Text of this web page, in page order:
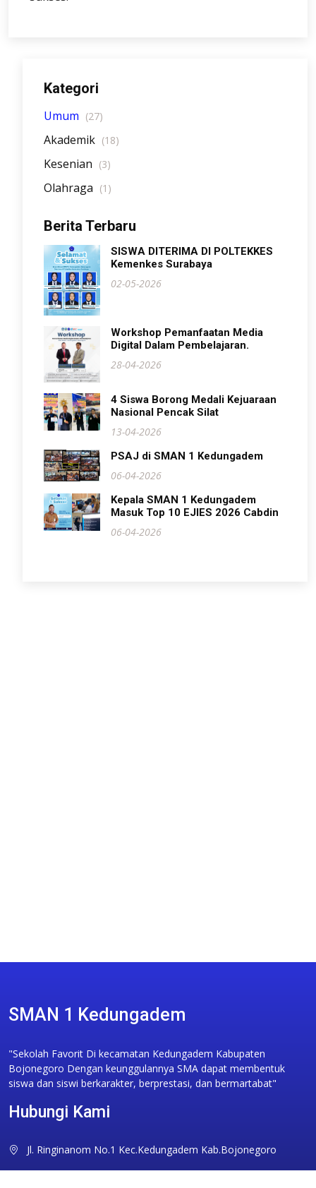
Kategori
Umum (27)
Akademik (18)
Kesenian (3)
Olahraga (1)
Berita Terbaru
SISWA DITERIMA DI POLTEKKES
Kemenkes Surabaya
02-05-2026
Workshop Pemanfaatan Media
Digital Dalam Pembelajaran.
28-04-2026
4 Siswa Borong Medali Kejuaraan
Nasional Pencak Silat
13-04-2026
PSAJ di SMAN 1 Kedungadem
06-04-2026
Kepala SMAN 1 Kedungadem
Masuk Top 10 EJIES 2026 Cabdin
06-04-2026
SMAN 1 Kedungadem
"Sekolah Favorit Di kecamatan Kedungadem Kabupaten
Bojonegoro Dengan keunggulannya SMA dapat membentuk
siswa dan siswi berkarakter, berprestasi, dan bermartabat"
Hubungi Kami
Jl. Ringinanom No.1 Kec.Kedungadem Kab.Bojonegoro